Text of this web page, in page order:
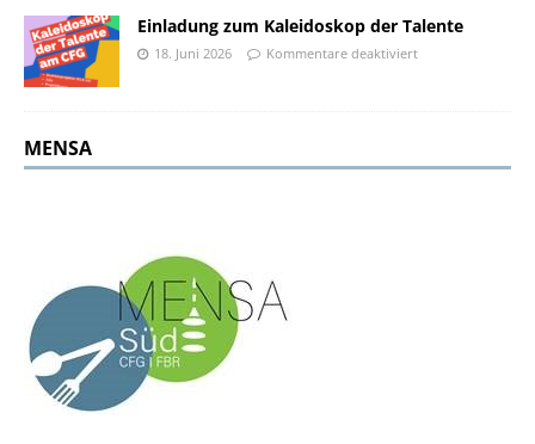
Einladung zum Kaleidoskop der Talente
18. Juni 2026 Kommentare deaktiviert
MENSA